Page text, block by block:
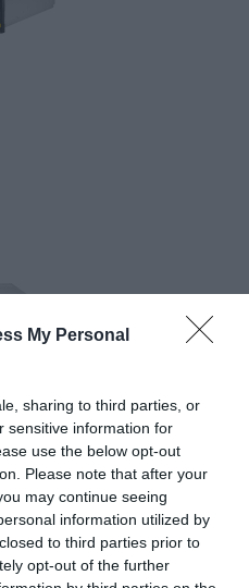
My Personal
sharing to third parties, or
sensitive information for
use the below opt-out
Please note that after your
may continue seeing
information utilized by
to third parties prior to
opt-out of the further